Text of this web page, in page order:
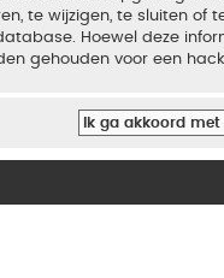
te wijzigen, te sluiten
Hoewel deze
gehouden voor een